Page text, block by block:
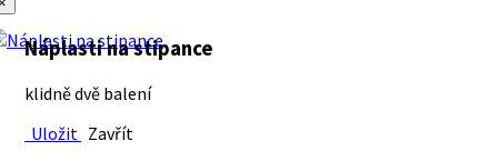
Náplasti na stipance
klidně dvě balení
Uložit Zavřít